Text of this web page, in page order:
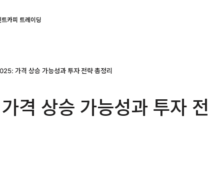
트카피 트레이딩
가격 상승 가능성과 투자 전략 총정리
격 상승 가능성과 투자